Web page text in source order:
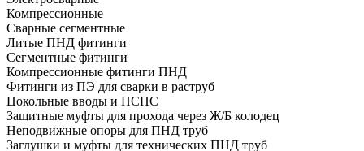
Компрессионные
Сварные сегментные
Литые ПНД фитинги
Сегментные фитинги
Компрессионные фитинги ПНД
Фитинги из ПЭ для сварки в раструб
Цокольные вводы и НСПС
Защитные муфты для прохода через Ж/Б колодец
Неподвижные опоры для ПНД труб
Заглушки и муфты для технических ПНД труб